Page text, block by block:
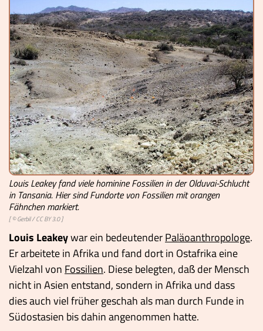
Louis Leakey fand viele hominine Fossilien in der Olduvai-Schlucht
in Tansania. Hier sind Fundorte von Fossilien mit orangen
Fähnchen markiert.
[ ©Gerbil/CC BY 3.0]
Louis Leakeywar ein bedeutenderPaläoanthropologe.
Er arbeitete in Afrika und fand dort in Ostafrika eine
Vielzahl von Fossilien. Diese belegten, daß der Mensch
nicht in Asien entstand, sondern in Afrika und dass
dies auch viel früher geschah als man durch Funde in
Südostasien bis dahin angenommen hatte.